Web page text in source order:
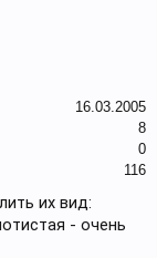
16.03.2005
8
0
116
их вид:
- очень